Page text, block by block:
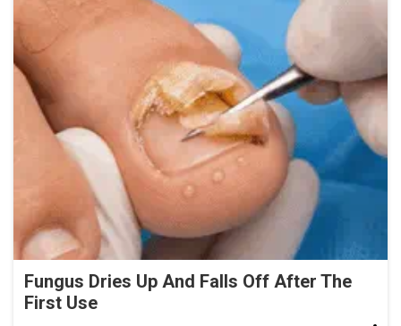
Fungus Dries Up And Falls Off After The
First Use